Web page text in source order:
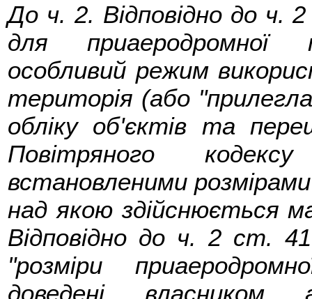
До ч. 2. Відповідно до
для приаеродромної
особливий режим
територія (або
обліку об'єктів та
Повітряного
встановленими
над якою здійснюється
Відповідно до ч. 2 ст.
"розміри
доведені власником